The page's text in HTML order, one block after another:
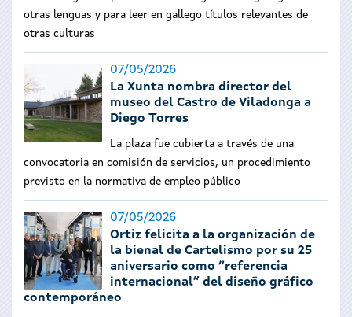
otras lenguas y para leer en gallego títulos relevantes de
otras culturas
07/05/2026
La Xunta nombra director del
museo del Castro de Viladonga a
Diego Torres
La plaza fue cubierta a través de una
convocatoria en comisión de servicios, un procedimiento
previsto en la normativa de empleo público
07/05/2026
Ortiz felicita a la organización de
la bienal de Cartelismo por su 25
aniversario como “referencia
internacional” del diseño gráfico
contemporáneo